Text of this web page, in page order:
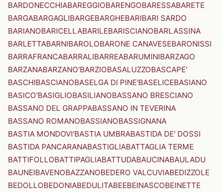
BARDONECCHIABAREGGIOBARENGOBARESSABARETE
BARGABARGAGLIBARGEBARGHEBARIBARI SARDO
BARIANOBARICELLABARILEBARISCIANOBARLASSINA
BARLETTABARNIBAROLOBARONE CANAVESEBARONISSI
BARRAFRANCABARRALIBARREABARUMINIBARZAGO
BARZANABARZANO'BARZIOBASALUZZOBASCAPE'
BASCHIBASCIANOBASELGA DI PINE'BASELICEBASIANO
BASICO'BASIGLIOBASILIANOBASSANO BRESCIANO
BASSANO DEL GRAPPABASSANO IN TEVERINA
BASSANO ROMANOBASSIANOBASSIGNANA
BASTIA MONDOVI'BASTIA UMBRABASTIDA DE' DOSSI
BASTIDA PANCARANABASTIGLIABATTAGLIA TERME
BATTIFOLLOBATTIPAGLIABATTUDABAUCINABAULADU
BAUNEIBAVENOBAZZANOBEDERO VALCUVIABEDIZZOLE
BEDOLLOBEDONIABEDULITABEEBEINASCOBEINETTE